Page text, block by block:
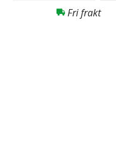
Fri frakt